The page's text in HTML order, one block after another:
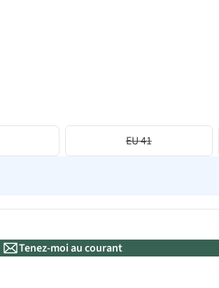
EU 41
Tenez-moi au courant